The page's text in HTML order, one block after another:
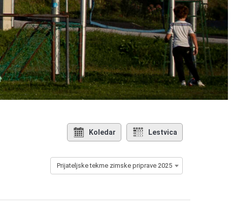
Koledar Lestvica
Prijateljske tekme zimske priprave 2025